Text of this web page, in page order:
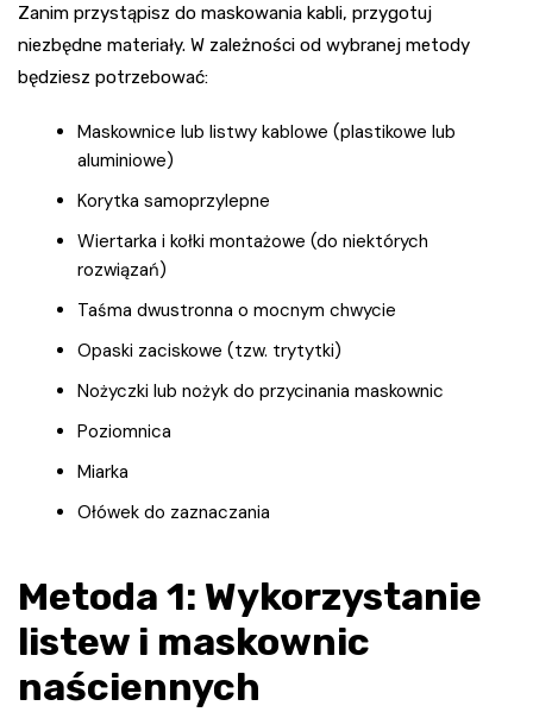
Zanim przystąpisz do maskowania kabli, przygotuj
niezbędne materiały. W zależności od wybranej metody
będziesz potrzebować:
Maskownice lub listwy kablowe (plastikowe lub
aluminiowe)
Korytka samoprzylepne
Wiertarka i kołki montażowe (do niektórych
rozwiązań)
Taśma dwustronna o mocnym chwycie
Opaski zaciskowe (tzw. trytytki)
Nożyczki lub nożyk do przycinania maskownic
Poziomnica
Miarka
Ołówek do zaznaczania
Metoda 1: Wykorzystanie
listew i maskownic
naściennych